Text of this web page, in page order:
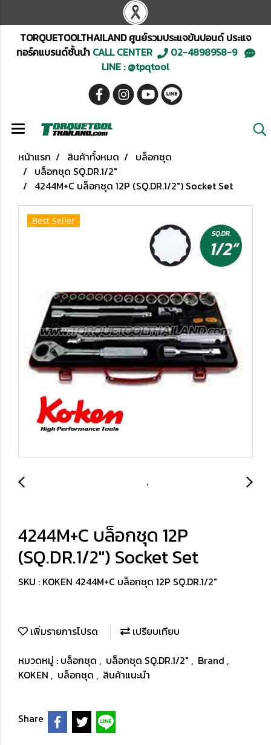
TORQUETOOLTHAILAND ศูนย์รวมประแจขันปอนด์ ประแจ
ทอร์คแบรนด์ชั้นนำCALL CENTER
02-4898958-9
LINE : @tpqtool
หน้าแรก สินค้าทั้งหมด
บล็อกชุด
บล็อกชุด SQ.DR.1/2"
4244M+C บล็อกชุด 12P (SQ.DR.1/2") Socket Set
Best Seller
4244M+C บล็อกชุด 12P
(SQ.DR.1/2") Socket Set
SKU : KOKEN 4244M+C บล็อกชุด 12P SQ.DR.1/2"
เพิ่มรายการโปรด
เปรียบเทียบ
หมวดหมู่ : บล็อกชุด , บล็อกชุด SQ.DR.1/2" , Brand ,
KOKEN , บล็อกชุด , สินค้าแนะนำ
Share